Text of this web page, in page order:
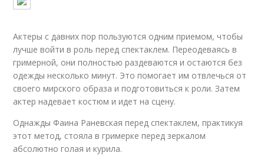
Актеры с давних пор пользуются одним приемом, чтобы
лучше войти в роль перед спектаклем. Переодеваясь в
гримерной, они полностью раздеваются и остаются без
одежды несколько минут. Это помогает им отвлечься от
своего мирского образа и подготовиться к роли. Затем
актер надевает костюм и идет на сцену.
Однажды Фаина Раневская перед спектаклем, практикуя
этот метод, стояла в гримерке перед зеркалом
абсолютно голая и курила.